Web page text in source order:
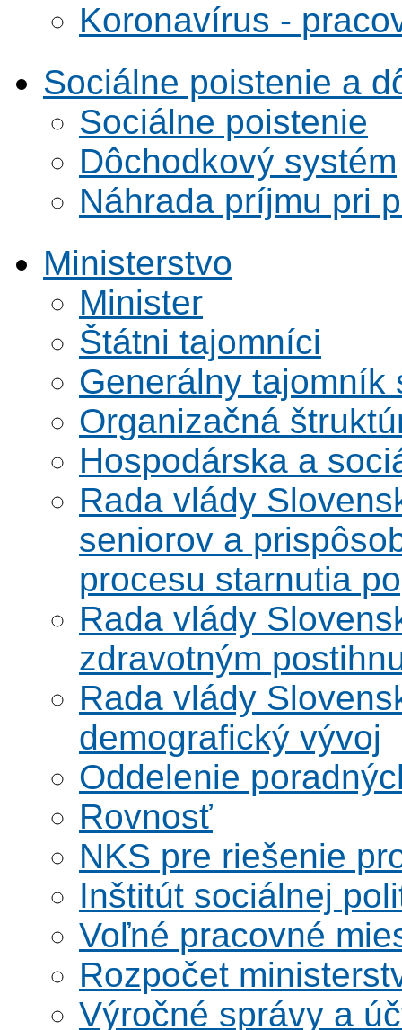
Koronavírus -
Sociálne poistenie a
Sociálne poistenie
Dôchodkový systém
Náhrada príjmu pri
Ministerstvo
Minister
Štátni tajomníci
Generálny tajomník
Organizačná
Hospodárska a
Rada vlády
seniorov a
procesu starnutia
Rada vlády
zdravotným
Rada vlády
demografický vývoj
Oddelenie
Rovnosť
NKS pre riešenie
Inštitút sociálnej
Voľné pracovné
Rozpočet
Výročné správy a